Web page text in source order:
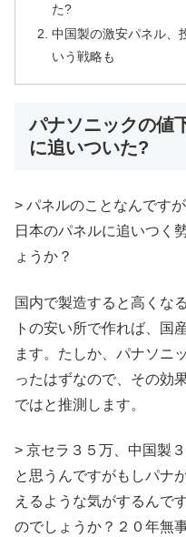
た?
中国製の激安パネル、
いう戦略も
パナソニックの値
に追いついた?
> パネルのことなんです
日本のパネルに追いつく
ょうか？
国内で製造すると高くな
トの安い所で作れば、国
ます。たしか、パナソニ
ったはずなので、その効
ではと推測します。
> 京セラ３５万、中国製
と思うんですがもしパナ
えるような気がするんで
のでしょうか？２０年無